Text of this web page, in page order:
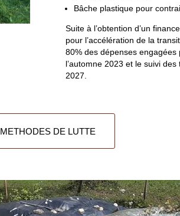
Bâche plastique pour
Suite à l’obtention d’un
pour l’accélération de la
80% des dépenses
l’automne 2023 et le suivi des
2027.
METHODES DE LUTTE